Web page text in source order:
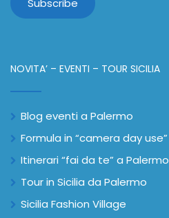
NOVITA’ – EVENTI – TOUR SICILIA
Blog eventi a Palermo
Formula in “camera day use”
Itinerari “fai da te” a Palermo
Tour in Sicilia da Palermo
Sicilia Fashion Village